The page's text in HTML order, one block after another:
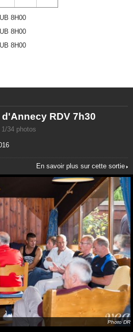
8H00
8H00
8H00
RDV 7h30
1/34 photos
En savoir plus sur cette sortie
Photo DR